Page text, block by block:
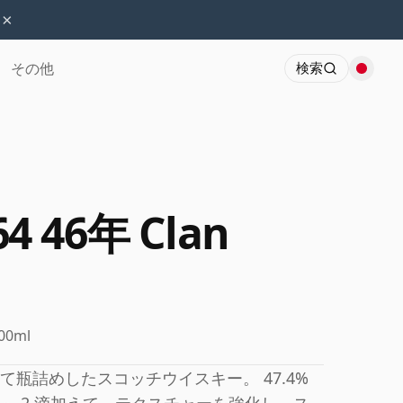
×
その他 検索
46年 Clan
瓶詰めしたスコッチウイスキー。 47.4%